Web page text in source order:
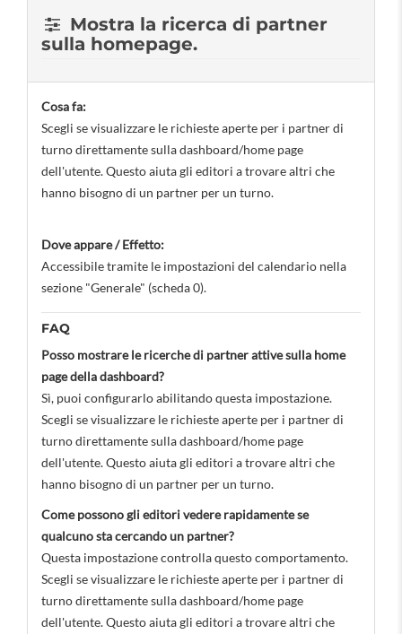
Mostra la ricerca di partner
sulla homepage.
Cosa fa:
Scegli se visualizzare le richieste aperte per i partner di
turno direttamente sulla dashboard/home page
dell'utente. Questo aiuta gli editori a trovare altri che
hanno bisogno di un partner per un turno.
Dove appare / Effetto:
Accessibile tramite le impostazioni del calendario nella
sezione "Generale" (scheda 0).
FAQ
Posso mostrare le ricerche di partner attive sulla home
page della dashboard?
Sì, puoi configurarlo abilitando questa impostazione.
Scegli se visualizzare le richieste aperte per i partner di
turno direttamente sulla dashboard/home page
dell'utente. Questo aiuta gli editori a trovare altri che
hanno bisogno di un partner per un turno.
Come possono gli editori vedere rapidamente se
qualcuno sta cercando un partner?
Questa impostazione controlla questo comportamento.
Scegli se visualizzare le richieste aperte per i partner di
turno direttamente sulla dashboard/home page
dell'utente. Questo aiuta gli editori a trovare altri che